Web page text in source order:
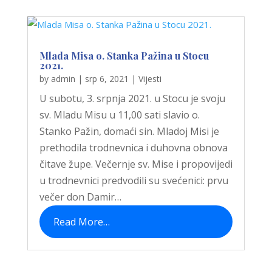
Mlada Misa o. Stanka Pažina u Stocu
2021.
by admin | srp 6, 2021 | Vijesti
U subotu, 3. srpnja 2021. u Stocu je svoju
sv. Mladu Misu u 11,00 sati slavio o.
Stanko Pažin, domaći sin. Mladoj Misi je
prethodila trodnevnica i duhovna obnova
čitave župe. Večernje sv. Mise i propovijedi
u trodnevnici predvodili su svećenici: prvu
večer don Damir…
Read More…